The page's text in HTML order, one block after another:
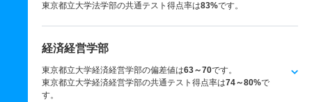
東京都立大学法学部の共通テスト得点率は83%です。
経済経営学部
東京都立大学経済経営学部の偏差値は63～70です。
東京都立大学経済経営学部の共通テスト得点率は74～80%で
す。